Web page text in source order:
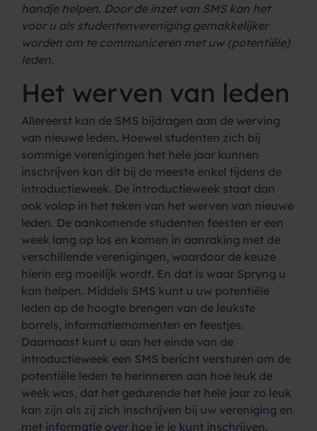
handje helpen. Door de inzet van SMS kan het
voor u als studentenvereniging gemakkelijker
worden om te communiceren met uw (potentiële)
leden.
Het werven van leden
Allereerst kan de SMS bijdragen aan de werving
van nieuwe leden. Hoewel studenten zich bij
sommige verenigingen het hele jaar kunnen
inschrijven kan dit bij de meeste enkel tijdens de
introductieweek. De introductieweek staat dan
ook volop in het teken van het werven van nieuwe
leden. De aankomende studenten feesten er een
week lang op los en komen in aanraking met de
verschillende verenigingen, waardoor de keuze
hierin erg moeilijk wordt. En dat is waar Spryng u
kan helpen. Middels SMS kunt u uw potentiële
leden op de hoogte brengen van de leukste
borrels, informatiemomenten en feestjes.
Daarnaast kunt u aan het einde van de
introductieweek een SMS bericht versturen om de
potentiële leden te herinneren aan hoe leuk de
week was, dat het gedurende het hele jaar zo leuk
kan zijn als zij zich inschrijven bij uw vereniging en
met informatie over hoe je je kunt inschrijven.